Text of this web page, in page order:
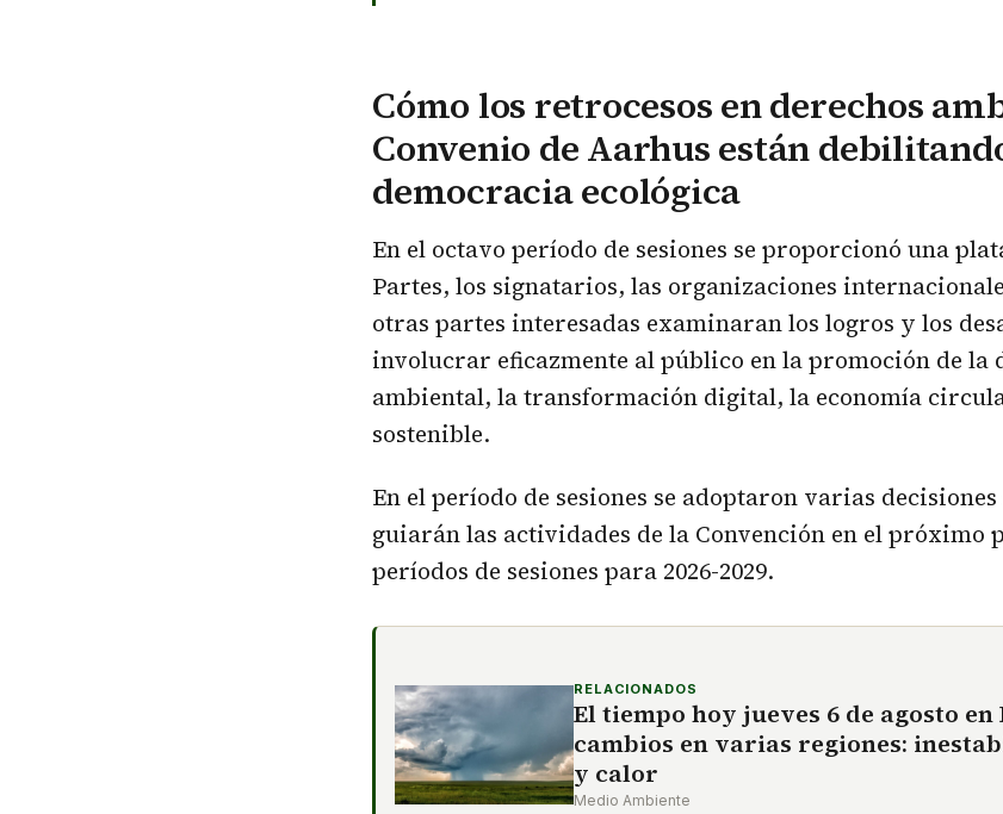
Cómo los retrocesos en derechos
Convenio de Aarhus están
democracia ecológica
En el octavo período de sesiones se proporcionó una
Partes, los signatarios, las organizaciones
otras partes interesadas examinaran los logros y los
involucrar eficazmente al público en la promoción de la
ambiental, la transformación digital, la economía
sostenible.
En el período de sesiones se adoptaron varias
guiarán las actividades de la Convención en el próximo
períodos de sesiones para 2026-2029.
RELACIONADOS
El tiempo hoy jueves 6 de agosto en
cambios en varias regiones:
y calor
Medio Ambiente